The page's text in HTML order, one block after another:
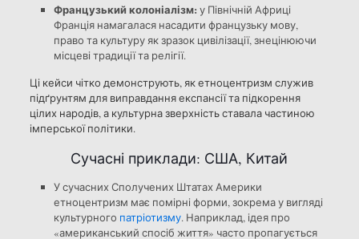
Французький колоніалізм: у Північній Африці
Франція намагалася насадити французьку мову,
право та культуру як зразок цивілізації, знецінюючи
місцеві традиції та релігії.
Ці кейси чітко демонструють, як етноцентризм служив
підґрунтям для виправдання експансії та підкорення
цілих народів, а культурна зверхність ставала частиною
імперської політики.
Сучасні приклади: США, Китай
У сучасних Сполучених Штатах Америки
етноцентризм має помірні форми, зокрема у вигляді
культурного патріотизму. Наприклад, ідея про
«американський спосіб життя» часто пропагується